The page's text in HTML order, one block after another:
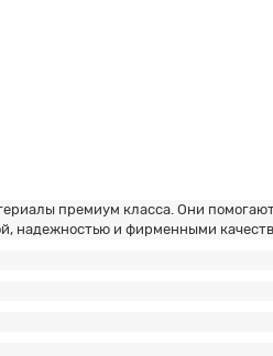
премиум класса. Они
надежностью и фирменными